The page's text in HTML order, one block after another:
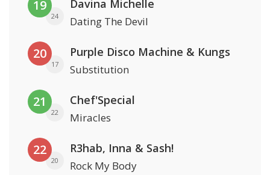
19
24
Davina Michelle
Dating The Devil
20
17
Purple Disco Machine & Kungs
Substitution
21
22
Chef'Special
Miracles
22
20
R3hab, Inna & Sash!
Rock My Body